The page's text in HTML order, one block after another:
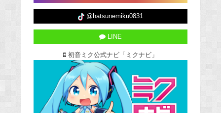
@hatsunemiku0831
LINE
初音ミク公式ナビ「ミクナビ」